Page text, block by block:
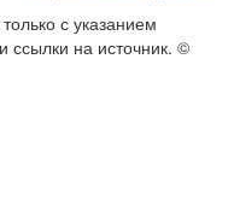
с указанием
ссылки на источник. ©